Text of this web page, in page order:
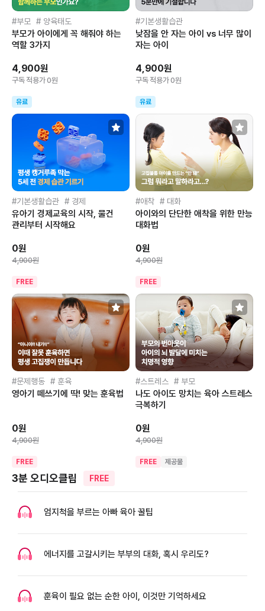
부모 양육태도
부모가 아이에게 꼭 해줘야 하는
역할 3가지
4,900원
구독 적용가 0원
유료
기본생활습관
낮잠을 안 자는 아이 vs 너무 많이
자는 아이
4,900원
구독 적용가 0원
유료
기본생활습관 경제
유아기 경제교육의 시작, 물건
관리부터 시작해요
0원
4,900원
FREE
애착 대화
아이와의 단단한 애착을 위한 만능
대화법
0원
4,900원
FREE
문제행동 훈육
영아기 떼쓰기에 딱! 맞는 훈육법
0원
4,900원
FREE
스트레스 부모
나도 아이도 망치는 육아 스트레스
극복하기
0원
4,900원
FREE 제공물
3분 오디오클립 FREE
엄지척을 부르는 아빠 육아 꿀팁
에너지를 고갈시키는 부부의 대화, 혹시 우리도?
훈육이 필요 없는 순한 아이, 이것만 기억하세요